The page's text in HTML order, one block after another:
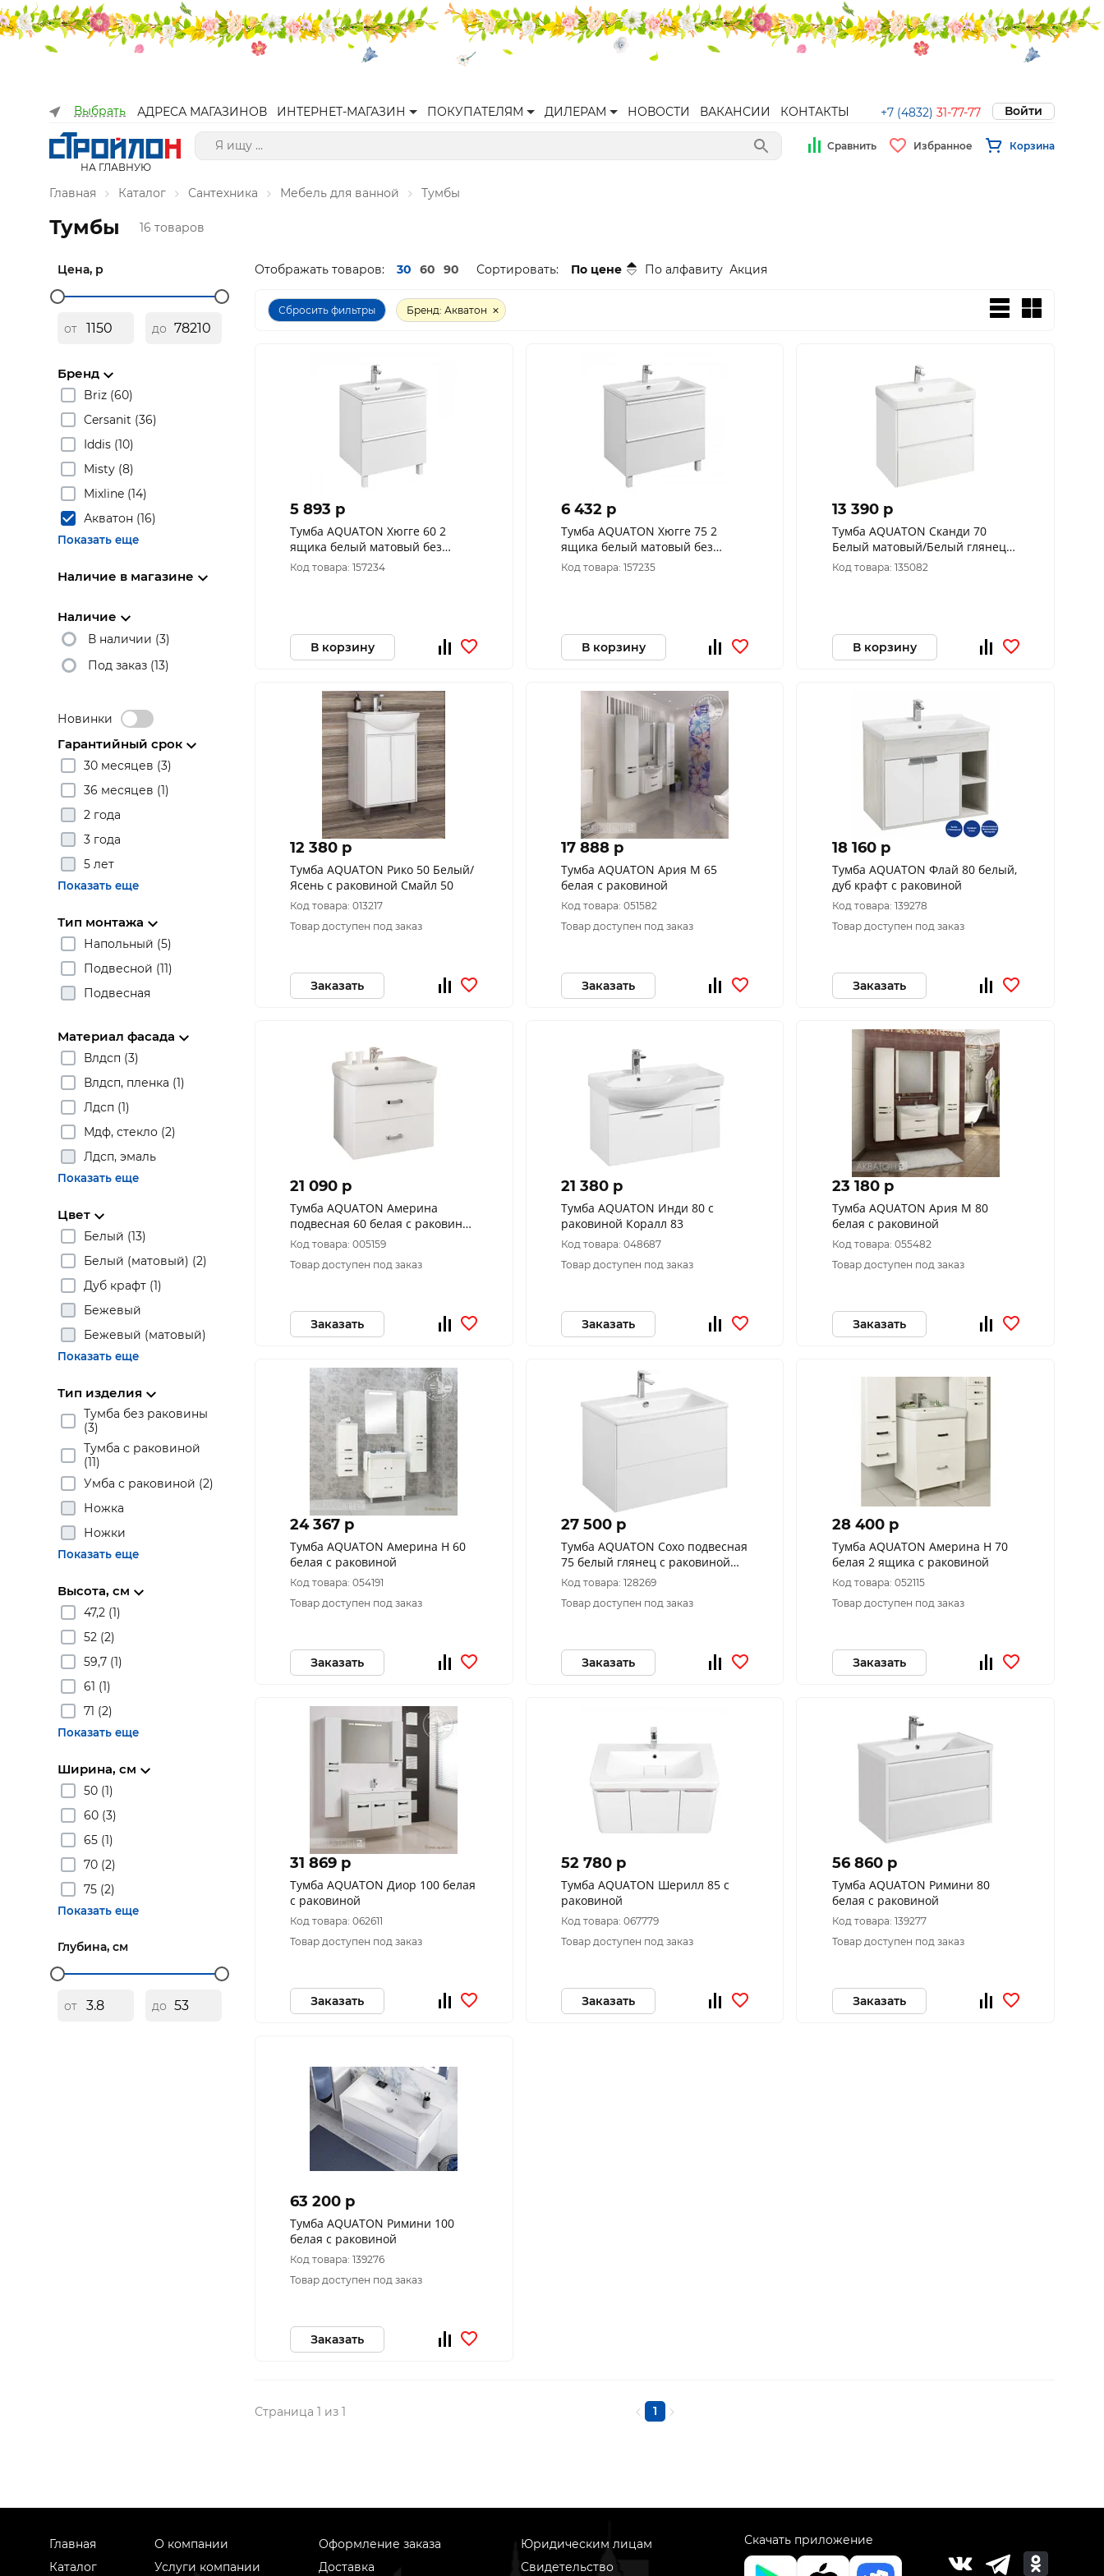
Выбрать АДРЕСА МАГАЗИНОВ ИНТЕРНЕТ-МАГАЗИН ПОКУПАТЕЛЯМ ДИЛЕРАМ НОВОСТИ ВАКАНСИИ КОНТАКТЫ +7 (4832) 31-77-77 Войти
НА ГЛАВНУЮ
Сравнить Избранное Корзина
Главная Каталог Сантехника Мебель для ванной Тумбы
Тумбы 16 товаров
Цена, р
от до
Бренд
Briz (60)
Cersanit (36)
Iddis (10)
Misty (8)
Mixline (14)
Акватон (16)
Показать еще
Наличие в магазине
Наличие
В наличии (3)
Под заказ (13)
Новинки
Гарантийный срок
30 месяцев (3)
36 месяцев (1)
2 года
3 года
5 лет
Показать еще
Тип монтажа
Напольный (5)
Подвесной (11)
Подвесная
Материал фасада
Влдсп (3)
Влдсп, пленка (1)
Лдсп (1)
Мдф, стекло (2)
Лдсп, эмаль
Показать еще
Цвет
Белый (13)
Белый (матовый) (2)
Дуб крафт (1)
Бежевый
Бежевый (матовый)
Показать еще
Тип изделия
Тумба без раковины
(3)
Тумба с раковиной
(11)
Умба с раковиной (2)
Ножка
Ножки
Показать еще
Высота, см
47,2 (1)
52 (2)
59,7 (1)
61 (1)
71 (2)
Показать еще
Ширина, см
50 (1)
60 (3)
65 (1)
70 (2)
75 (2)
Показать еще
Глубина, см
от до
Отображать товаров: 30 60 90 Сортировать: По цене По алфавиту Акция
Сбросить фильтры Бренд: Акватон
5 893 p
Тумба AQUATON Хюгге 60 2
ящика белый матовый без
раковины (код 094394)
1A280701HG2B0
Код товара: 157234
В корзину
6 432 p
Тумба AQUATON Хюгге 75 2
ящика белый матовый без
раковины (код 128268)
1A282301HG2B0
Код товара: 157235
В корзину
13 390 p
Тумба AQUATON Сканди 70
Белый матовый/Белый глянец
без раковины(127458)
Код товара: 135082
В корзину
12 380 p
Тумба AQUATON Рико 50 Белый/
Ясень с раковиной Смайл 50
Код товара: 013217
Товар доступен под заказ
Заказать
17 888 p
Тумба AQUATON Ария М 65
белая с раковиной
Код товара: 051582
Товар доступен под заказ
Заказать
18 160 p
Тумба AQUATON Флай 80 белый,
дуб крафт с раковиной
Код товара: 139278
Товар доступен под заказ
Заказать
21 090 p
Тумба AQUATON Америна
подвесная 60 белая с раковиной
Santek Тогода 60
Код товара: 005159
Товар доступен под заказ
Заказать
21 380 p
Тумба AQUATON Инди 80 с
раковиной Коралл 83
Код товара: 048687
Товар доступен под заказ
Заказать
23 180 p
Тумба AQUATON Ария М 80
белая с раковиной
Код товара: 055482
Товар доступен под заказ
Заказать
24 367 p
Тумба AQUATON Америна Н 60
белая с раковиной
Код товара: 054191
Товар доступен под заказ
Заказать
27 500 p
Тумба AQUATON Сохо подвесная
75 белый глянец с раковиной
Элина 75
Код товара: 128269
Товар доступен под заказ
Заказать
28 400 p
Тумба AQUATON Америна Н 70
белая 2 ящика с раковиной
Код товара: 052115
Товар доступен под заказ
Заказать
31 869 p
Тумба AQUATON Диор 100 белая
с раковиной
Код товара: 062611
Товар доступен под заказ
Заказать
52 780 p
Тумба AQUATON Шерилл 85 с
раковиной
Код товара: 067779
Товар доступен под заказ
Заказать
56 860 p
Тумба AQUATON Римини 80
белая с раковиной
Код товара: 139277
Товар доступен под заказ
Заказать
63 200 p
Тумба AQUATON Римини 100
белая с раковиной
Код товара: 139276
Товар доступен под заказ
Заказать
Страница 1 из 1 1
Главная
Каталог
О компании
Услуги компании
Оформление заказа
Доставка
Юридическим лицам
Свидетельство
Скачать приложение